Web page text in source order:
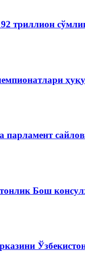
триллион
парламент
Бош